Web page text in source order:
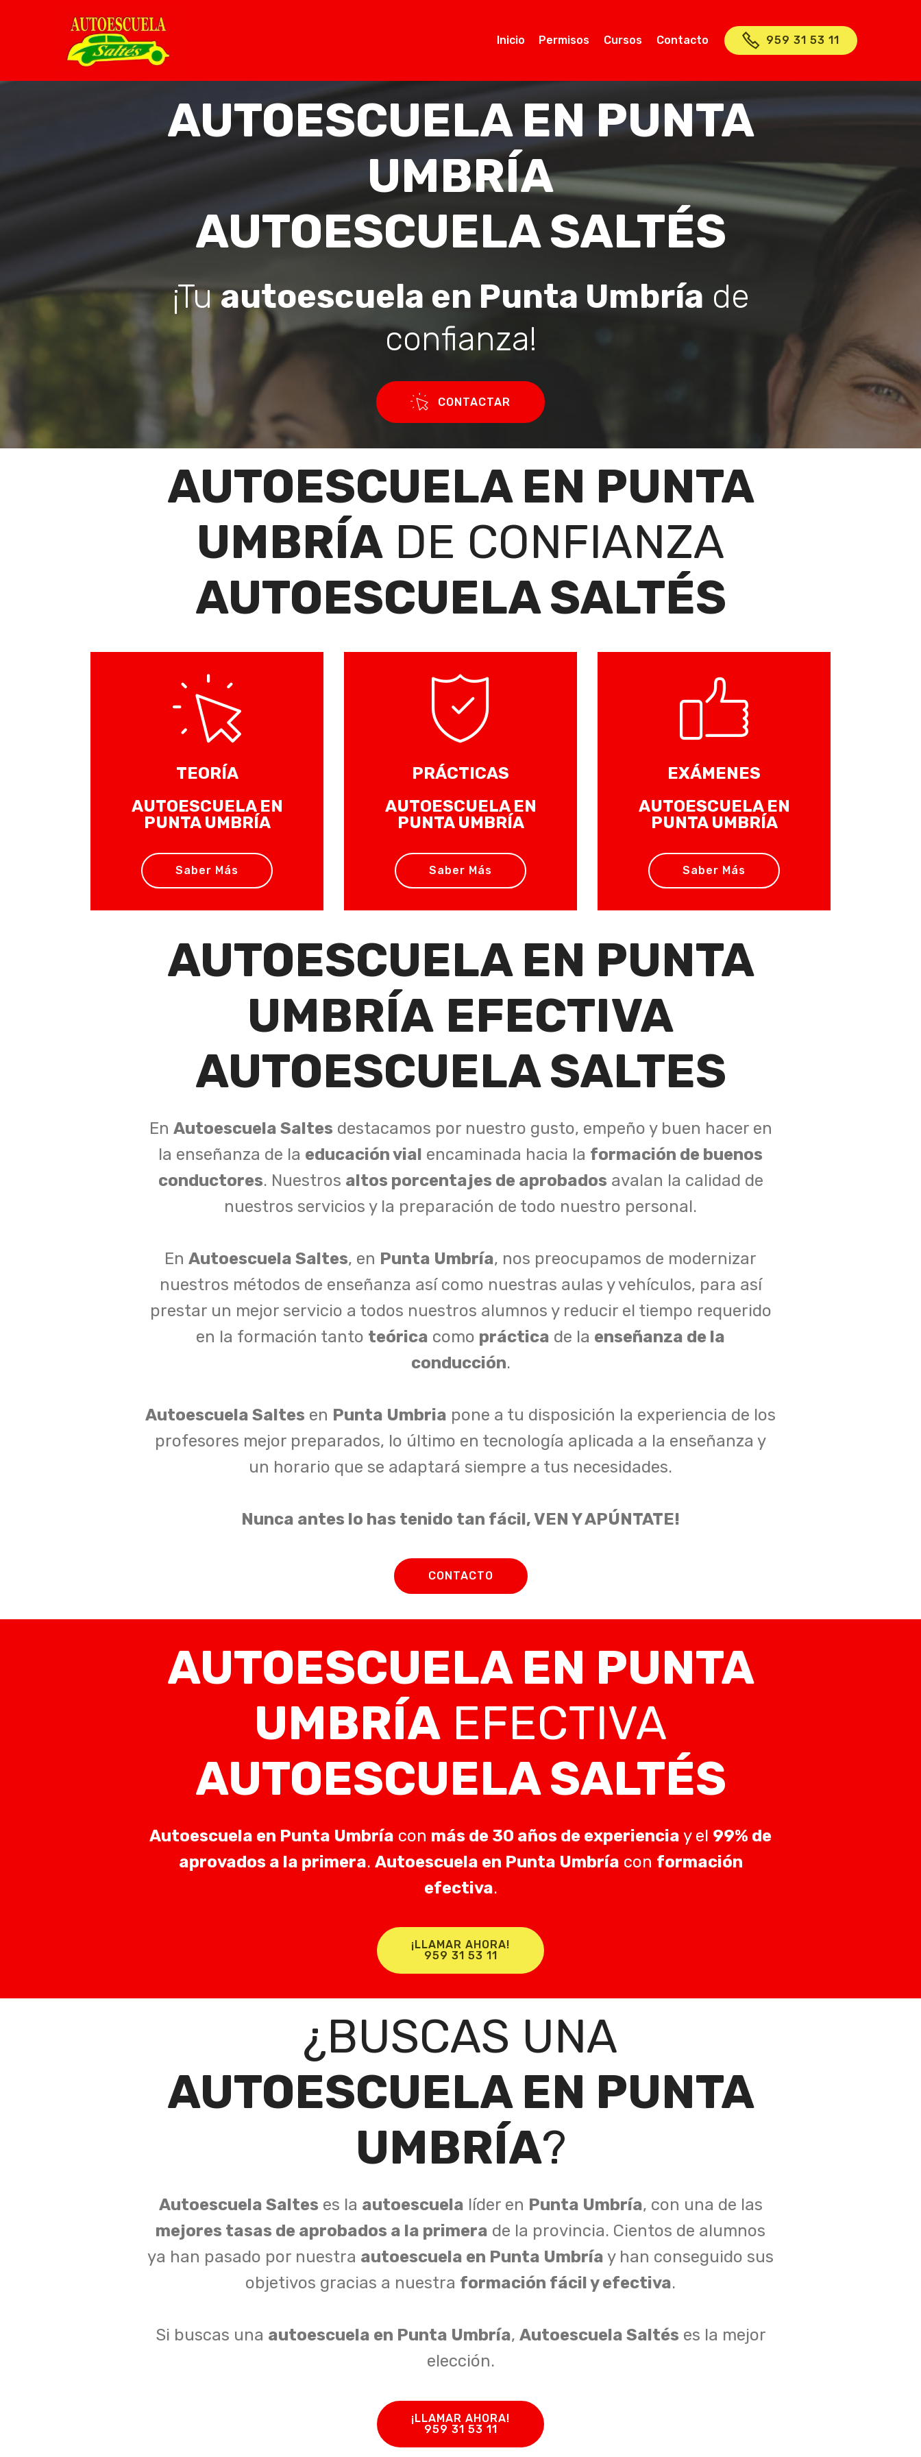
Inicio Permisos Cursos Contacto 959 31 53 11
AUTOESCUELA EN PUNTA
UMBRÍA
AUTOESCUELA SALTÉS
¡Tuautoescuela en Punta Umbría de
confianza!
CONTACTAR
AUTOESCUELA EN PUNTA
UMBRÍADE CONFIANZA
AUTOESCUELA SALTÉS
TEORÍA
AUTOESCUELA EN
PUNTA UMBRÍA
Saber Más
PRÁCTICAS
AUTOESCUELA EN
PUNTA UMBRÍA
Saber Más
EXÁMENES
AUTOESCUELA EN
PUNTA UMBRÍA
Saber Más
AUTOESCUELA EN PUNTA
UMBRÍA EFECTIVA
AUTOESCUELA SALTES
En Autoescuela Saltes destacamos por nuestro gusto, empeño y buen hacer en
la enseñanza de la educación vial encaminada hacia la formación de buenos
conductores. Nuestros altos porcentajes de aprobados avalan la calidad de
nuestros servicios y la preparación de todo nuestro personal.
En Autoescuela Saltes, en Punta Umbría, nos preocupamos de modernizar
nuestros métodos de enseñanza así como nuestras aulas y vehículos, para así
prestar un mejor servicio a todos nuestros alumnos y reducir el tiempo requerido
en la formación tanto teórica como práctica de la enseñanza de la
conducción.
Autoescuela Saltes en Punta Umbria pone a tu disposición la experiencia de los
profesores mejor preparados, lo último en tecnología aplicada a la enseñanza y
un horario que se adaptará siempre a tus necesidades.
Nunca antes lo has tenido tan fácil, VEN Y APÚNTATE!
CONTACTO
AUTOESCUELA EN PUNTA
UMBRÍAEFECTIVA
AUTOESCUELA SALTÉS
Autoescuela en Punta Umbría con más de 30 años de experiencia y el 99% de
aprovados a la primera. Autoescuela en Punta Umbría con formación
efectiva.
¡LLAMAR AHORA!
959 31 53 11
¿BUSCAS UNA
AUTOESCUELA EN PUNTA
UMBRÍA?
Autoescuela Saltes es la autoescuela líder en Punta Umbría, con una de las
mejores tasas de aprobados a la primera de la provincia. Cientos de alumnos
ya han pasado por nuestra autoescuela en Punta Umbría y han conseguido sus
objetivos gracias a nuestra formación fácil y efectiva.
Si buscas una autoescuela en Punta Umbría, Autoescuela Saltés es la mejor
elección.
¡LLAMAR AHORA!
959 31 53 11